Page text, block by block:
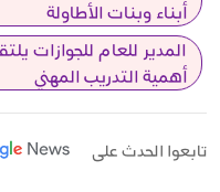
أبناء وبنات الأطاولة
المدير للعام للجوازات
أهمية التدريب المهني
تابعوا الحدث على